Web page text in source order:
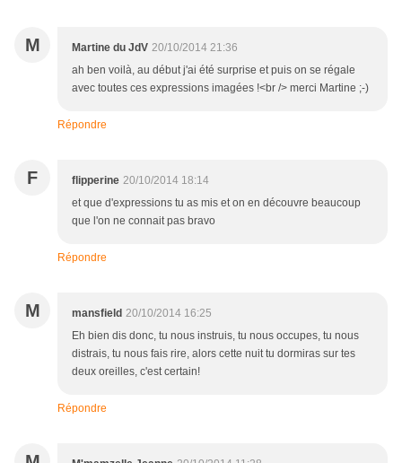
M Martine du JdV 20/10/2014 21:36
ah ben voilà, au début j'ai été surprise et puis on se régale
avec toutes ces expressions imagées !<br /> merci Martine ;-)
Répondre
F flipperine 20/10/2014 18:14
et que d'expressions tu as mis et on en découvre beaucoup
que l'on ne connait pas bravo
Répondre
M mansfield 20/10/2014 16:25
Eh bien dis donc, tu nous instruis, tu nous occupes, tu nous
distrais, tu nous fais rire, alors cette nuit tu dormiras sur tes
deux oreilles, c'est certain!
Répondre